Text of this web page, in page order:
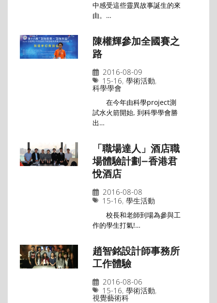
中感受這些靈異故事誕生的來
由。…
陳權輝參加全國賽之
路
2016-08-09
15-16, 學術活動,
科學學會
在今年由科學project測
試水火箭開始, 到科學學會勝
出…
「職場達人」酒店職
場體驗計劃–香港君
悅酒店
2016-08-08
15-16, 學生活動
校長和老師到場為參與工
作的學生打氣!…
趙智銘設計師事務所
工作體驗
2016-08-06
15-16, 學術活動,
視覺藝術科